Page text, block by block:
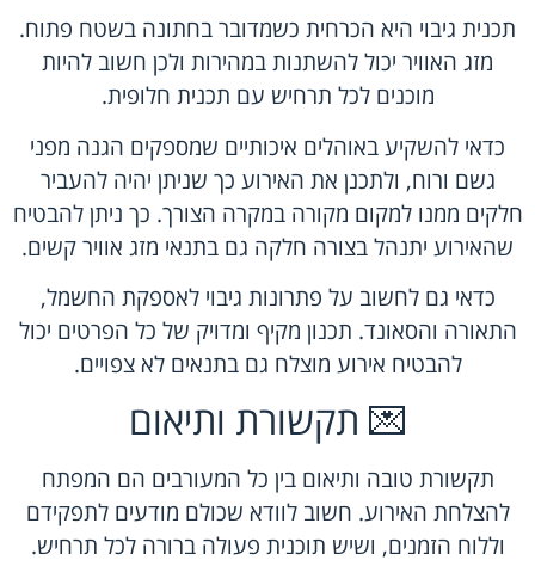
תכנית גיבוי היא הכרחית כשמדובר בחתונה בשטח פתוח.
מזג האוויר יכול להשתנות במהירות ולכן חשוב להיות
מוכנים לכל תרחיש עם תכנית חלופית.
כדאי להשקיע באוהלים איכותיים שמספקים הגנה מפני
גשם ורוח, ולתכנן את האירוע כך שניתן יהיה להעביר
חלקים ממנו למקום מקורה במקרה הצורך. כך ניתן להבטיח
שהאירוע יתנהל בצורה חלקה גם בתנאי מזג אוויר קשים.
כדאי גם לחשוב על פתרונות גיבוי לאספקת החשמל,
התאורה והסאונד. תכנון מקיף ומדויק של כל הפרטים יכול
להבטיח אירוע מוצלח גם בתנאים לא צפויים.
💌 תקשורת ותיאום
תקשורת טובה ותיאום בין כל המעורבים הם המפתח
להצלחת האירוע. חשוב לוודא שכולם מודעים לתפקידם
וללוח הזמנים, ושיש תוכנית פעולה ברורה לכל תרחיש.